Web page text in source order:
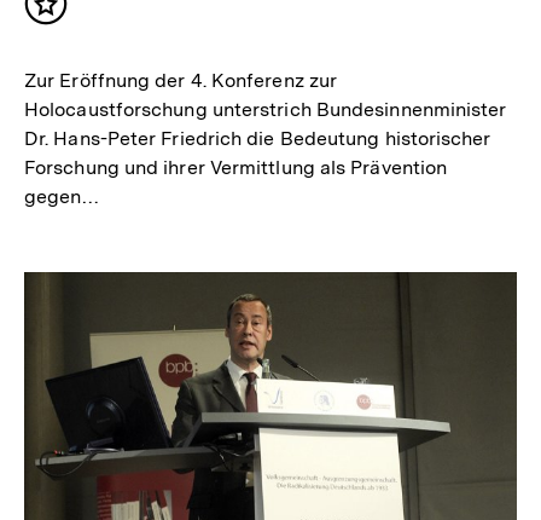
Inhalt
Zur Eröffnung der 4. Konferenz zur
Holocaustforschung unterstrich Bundesinnenminister
Dr. Hans-Peter Friedrich die Bedeutung historischer
Forschung und ihrer Vermittlung als Prävention
gegen…